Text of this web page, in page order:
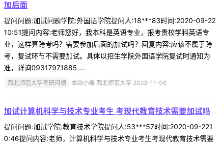
加后面
提问问题:加试问题学院:外国语学院提问人:18***83时间:2020-09-22
10:51提问内容:老师您好，我本科是英语专业，报考贵校学科英语专
业，这样算跨考吗？需要参加后面的加试吗？回复内容:应该不属于跨
考，复试环节不需要加试。具体以招生学院外国语学院复试时通知为
准，详询09317971885 ...
西北师范大学考研问题 本站小编 西北师范大学 2022-11-06
加试计算机科学与技术专业考生 考现代教育技术需要加试吗
提问问题:加试学院:教育技术学院提问人:53***57时间:2020-09-221
0:46提问内容:老师，计算机科学与技术专业考生考现代教育技术需要